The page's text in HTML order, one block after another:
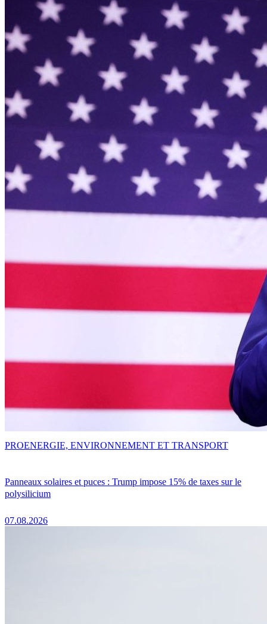
Panneaux solaires et puces : Trump impose 15% de taxes sur le
polysilicium
07.08.2026
PROENERGIE, ENVIRONNEMENT ET TRANSPORT